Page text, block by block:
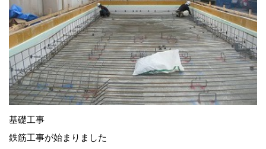
基礎工事
鉄筋工事が始まりました